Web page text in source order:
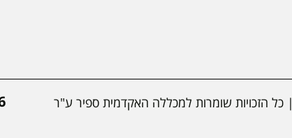
| כל הזכויות שומרות למכללה האקדמית ספיר ע"ר